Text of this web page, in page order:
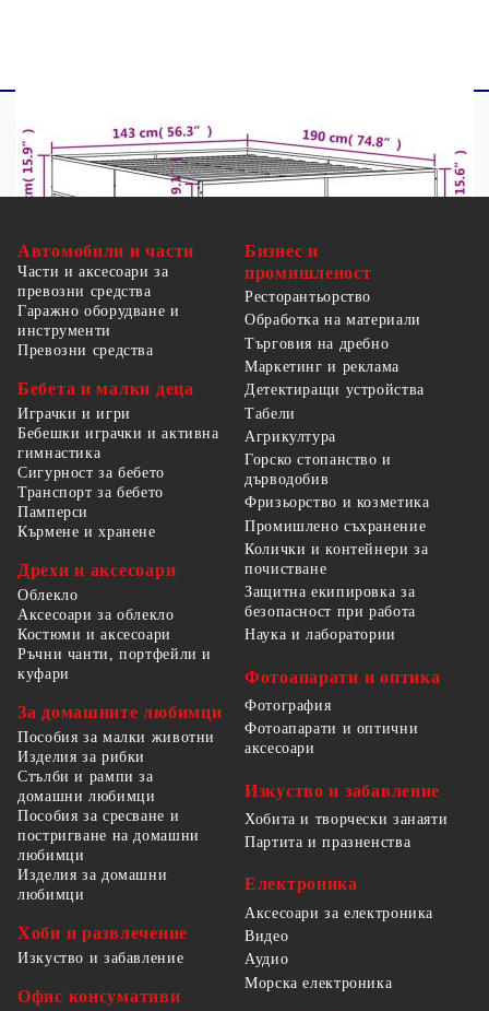
Автомобили и части
Части и аксесоари за
превозни средства
Гаражно оборудване и
инструменти
Превозни средства
Бебета и малки деца
Играчки и игри
Бебешки играчки и активна
гимнастика
Сигурност за бебето
Транспорт за бебето
Памперси
Кърмене и хранене
Дрехи и аксесоари
Облекло
Аксесоари за облекло
Костюми и аксесоари
Ръчни чанти, портфейли и
куфари
За домашните любимци
Пособия за малки животни
Изделия за рибки
Стълби и рампи за
домашни любимци
Пособия за сресване и
постригване на домашни
любимци
Изделия за домашни
любимци
Хоби и развлечение
Изкуство и забавление
Офис консумативи
Бизнес и
промишленост
Ресторантьорство
Обработка на материали
Търговия на дребно
Маркетинг и реклама
Детектиращи устройства
Табели
Агрикултура
Горско стопанство и
дърводобив
Фризьорство и козметика
Промишлено съхранение
Колички и контейнери за
почистване
Защитна екипировка за
безопасност при работа
Наука и лаборатории
Фотоапарати и оптика
Фотография
Фотоапарати и оптични
аксесоари
Изкуство и забавление
Хобита и творчески занаяти
Партита и празненства
Електроника
Аксесоари за електроника
Видео
Аудио
Морска електроника